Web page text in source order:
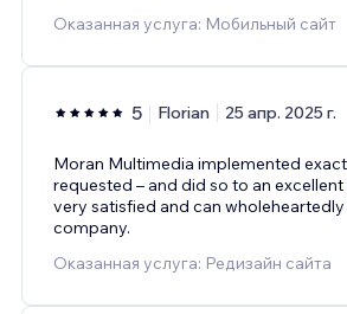
Оказанная услуга: Мобильный сайт
5 Florian 25 апр. 2025 г.
Moran Multimedia implemented
requested – and did so to an
very satisfied and can
company.
Оказанная услуга: Редизайн сайта